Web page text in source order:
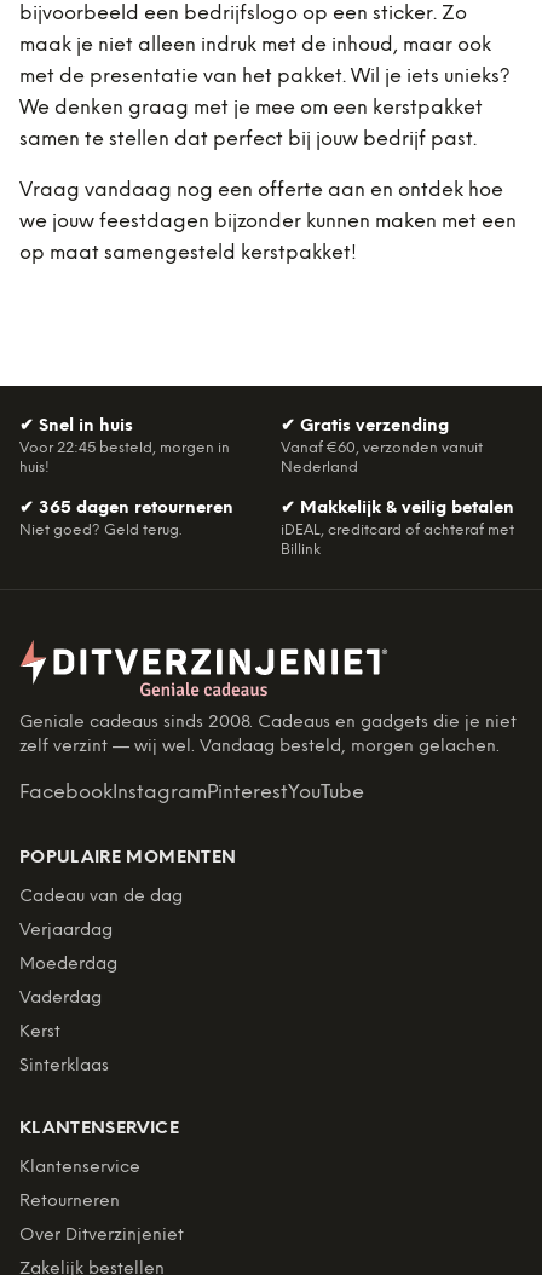
bijvoorbeeld een bedrijfslogo op een sticker. Zo
maak je niet alleen indruk met de inhoud, maar ook
met de presentatie van het pakket. Wil je iets unieks?
We denken graag met je mee om een kerstpakket
samen te stellen dat perfect bij jouw bedrijf past.
Vraag vandaag nog een offerte aan en ontdek hoe
we jouw feestdagen bijzonder kunnen maken met een
op maat samengesteld kerstpakket!
✔ Snel in huis
Voor 22:45 besteld, morgen in
huis!
✔ Gratis verzending
Vanaf €60, verzonden vanuit
Nederland
✔ 365 dagen retourneren
Niet goed? Geld terug.
✔ Makkelijk & veilig betalen
iDEAL, creditcard of achteraf met
Billink
Geniale cadeaus sinds 2008. Cadeaus en gadgets die je niet
zelf verzint — wij wel. Vandaag besteld, morgen gelachen.
Facebook InstagramPinterestYouTube
POPULAIRE MOMENTEN
Cadeau van de dag
Verjaardag
Moederdag
Vaderdag
Kerst
Sinterklaas
KLANTENSERVICE
Klantenservice
Retourneren
Over Ditverzinjeniet
Zakelijk bestellen